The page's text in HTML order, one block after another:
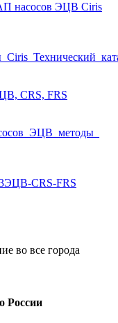
насосов ЭЦВ Ciris
CRS, FRS
CRS-FRS
во все города
России